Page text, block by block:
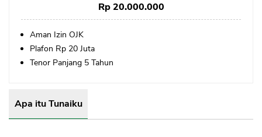
Exchange
Asuransi
Rp 20.000.000
Aman Izin OJK
Plafon Rp 20 Juta
Tenor Panjang 5 Tahun
Apa itu Tunaiku